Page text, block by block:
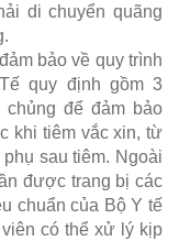
di chuyển quãng
bảo về quy trình
quy định gồm 3
để đảm bảo
khi tiêm vắc xin, từ
sau tiêm. Ngoài
được trang bị các
chuẩn của Bộ Y tế
có thể xử lý kịp